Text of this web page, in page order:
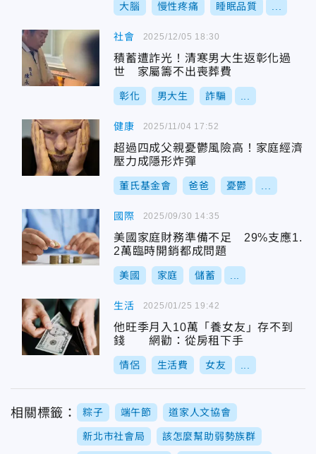
大腦 慢性疼痛 睡眠品質
社會
積蓄遭詐光！清寒男大生返彰化過
世 家屬籌不出喪葬費
彰化 男大生 詐騙
2025/12/05 18:30
健康
超過四成父親憂鬱風險高！家庭經濟
壓力成隱形炸彈
董氏基金會 爸爸 憂鬱
2025/11/04 17:52
國際
美國家庭財務準備不足 29%支應1.
2萬臨時開銷都成問題
美國 家庭 儲蓄
2025/09/30 14:35
生活
他旺季月入10萬「養女友」存不到
錢 網勸：從房租下手
情侶 生活費 女友
2025/01/25 19:42
相關標籤： 粽子 端午節 道家人文協會
新北市社會局 該怎麼幫助弱勢族群